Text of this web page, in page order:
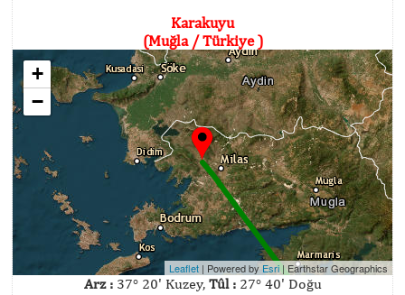
Karakuyu
(Muğla / Türkiye )
+
−
Leaflet | Powered by Esri|Earthstar Geographics
Arz :37° 20' Kuzey, Tûl :27° 40' Doğu